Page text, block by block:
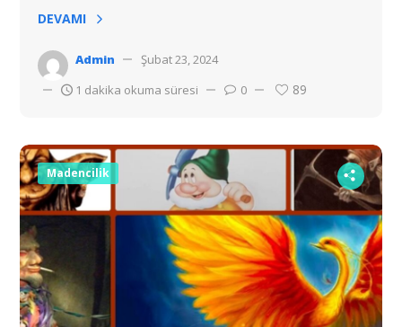
DEVAMI
Admin
Şubat 23, 2024
1 dakika okuma süresi
0 89
Madencilik